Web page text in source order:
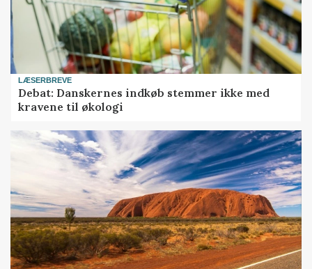
LÆSERBREVE
Debat: Danskernes indkøb stemmer ikke med
kravene til økologi